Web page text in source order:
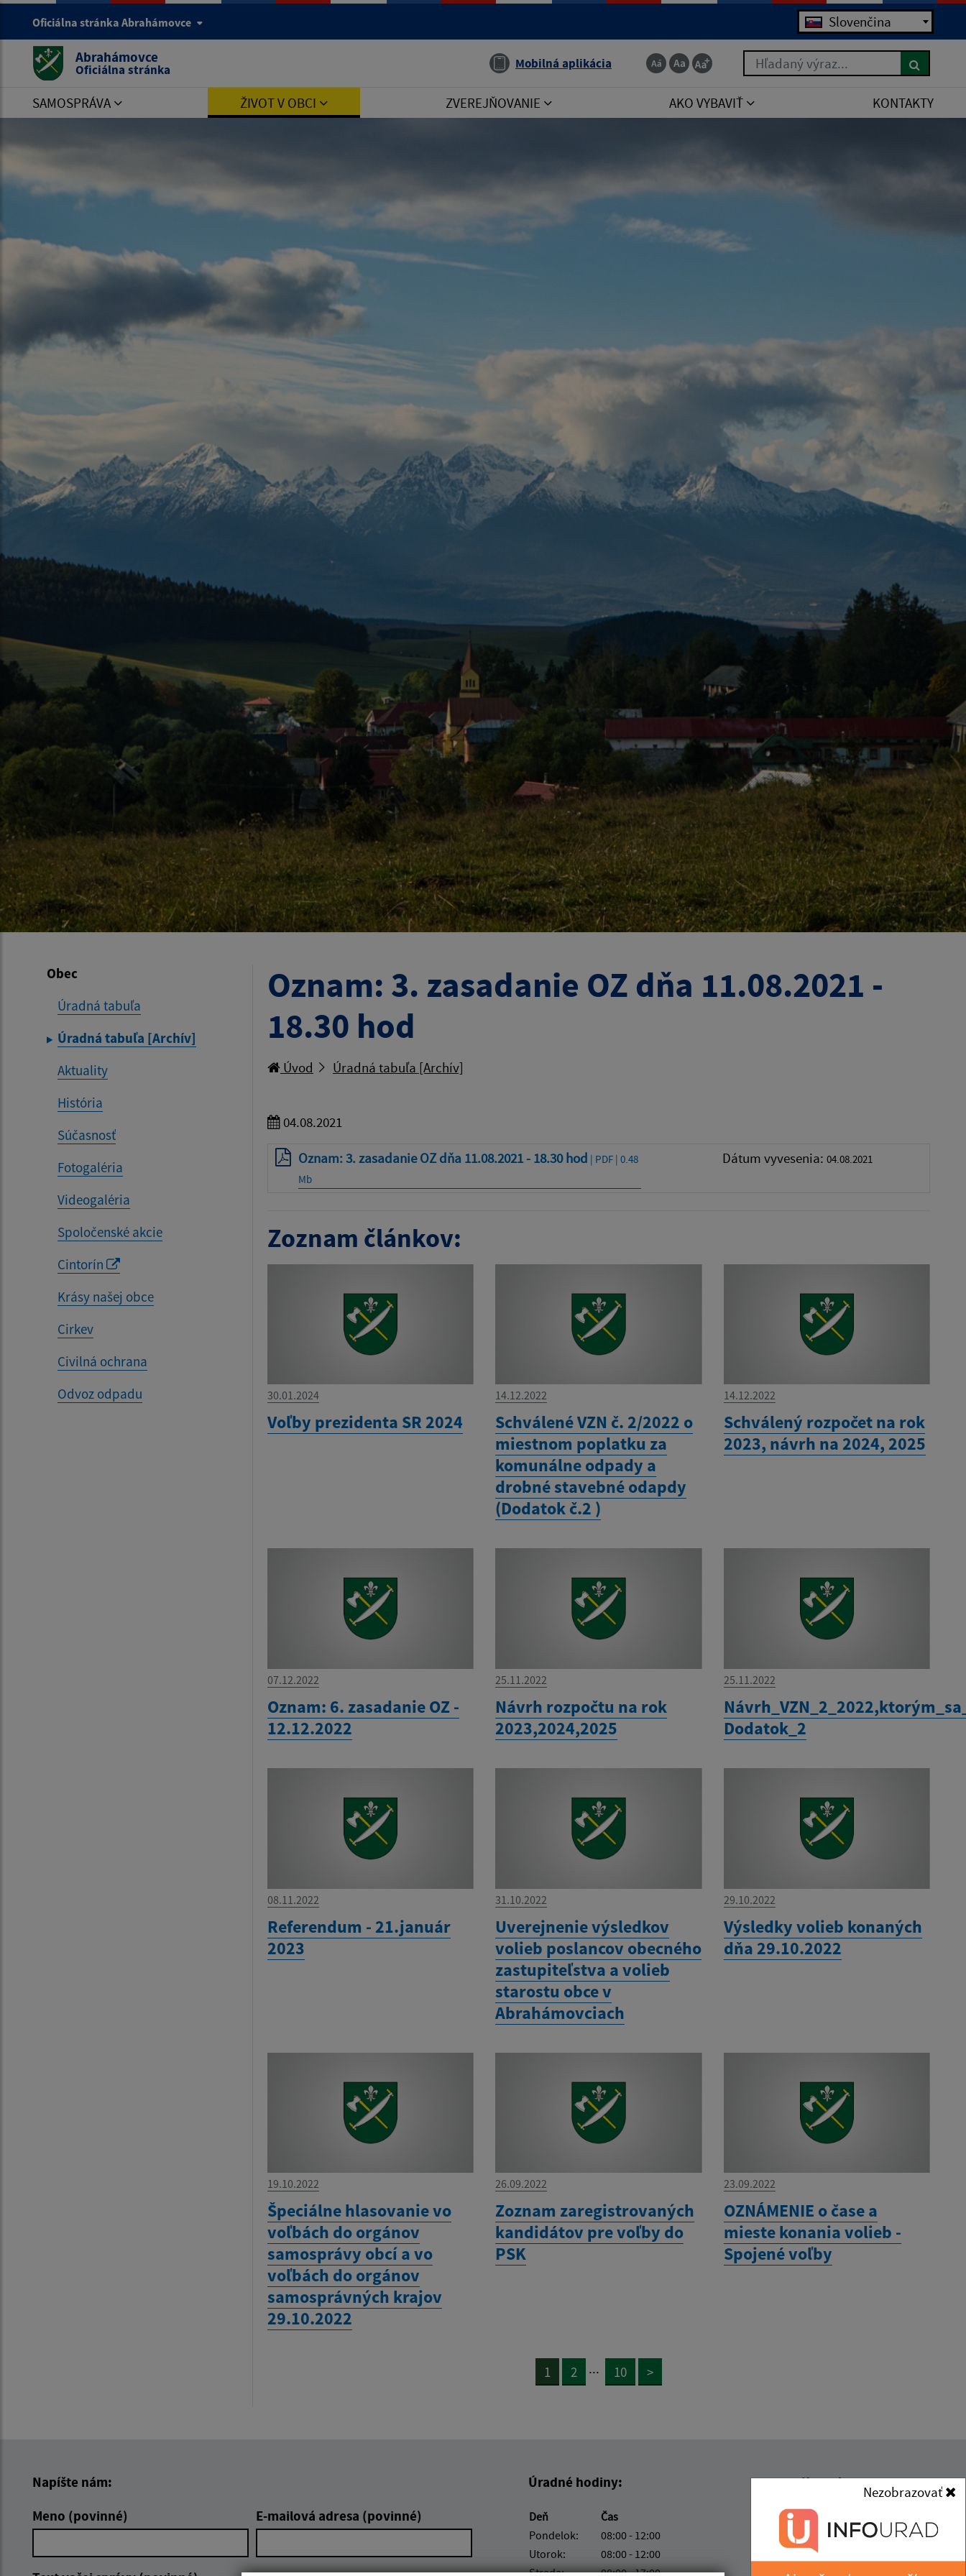
Oficiálna stránka Abrahámovce Slovenčina
Abrahámovce
Oficiálna stránka Mobilná aplikácia Hľadaný výraz...
SAMOSPRÁVA ŽIVOT V OBCI ZVEREJŇOVANIE AKO VYBAVIŤ KONTAKTY
Obec
Úradná tabuľa
Úradná tabuľa [Archív]
Aktuality
História
Súčasnosť
Fotogaléria
Videogaléria
Spoločenské akcie
Cintorín
Krásy našej obce
Cirkev
Civilná ochrana
Odvoz odpadu
Oznam: 3. zasadanie OZ dňa 11.08.2021 -
18.30 hod
Úvod Úradná tabuľa [Archív]
04.08.2021
Oznam: 3. zasadanie OZ dňa 11.08.2021 - 18.30 hod | PDF | 0.48
Mb
Dátum vyvesenia: 04.08.2021
Zoznam článkov:
30.01.2024
Voľby prezidenta SR 2024
14.12.2022
Schválené VZN č. 2/2022 o
miestnom poplatku za
komunálne odpady a
drobné stavebné odapdy
(Dodatok č.2 )
14.12.2022
Schválený rozpočet na rok
2023, návrh na 2024, 2025
07.12.2022
Oznam: 6. zasadanie OZ -
12.12.2022
25.11.2022
Návrh rozpočtu na rok
2023,2024,2025
25.11.2022
Dodatok_2
08.11.2022
Referendum - 21.január
2023
31.10.2022
Uverejnenie výsledkov
volieb poslancov obecného
zastupiteľstva a volieb
starostu obce v
Abrahámovciach
29.10.2022
Výsledky volieb konaných
dňa 29.10.2022
19.10.2022
Špeciálne hlasovanie vo
voľbách do orgánov
samosprávy obcí a vo
voľbách do orgánov
samosprávných krajov
29.10.2022
26.09.2022
Zoznam zaregistrovaných
kandidátov pre voľby do
PSK
23.09.2022
OZNÁMENIE o čase a
mieste konania volieb -
Spojené voľby
1 2 ... 10 >
Napíšte nám:
Meno (povinné)
E-mailová adresa (povinné)
Úradné hodiny:
Deň
Čas
Pondelok:
08:00 - 12:00
Utorok:
08:00 - 12:00
Streda:
08:00 - 17:00
Kontakt:
Obec (Abrahámovce)
Obecný úrad
(Abrahámovce)
Nezobrazovať